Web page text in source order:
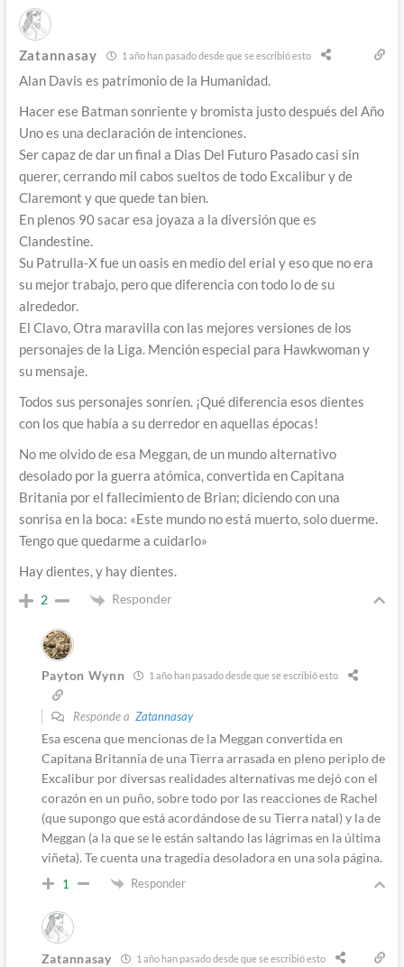
Zatannasay 1 año han pasado desde que se escribió esto
Alan Davis es patrimonio de la Humanidad.
Hacer ese Batman sonriente y bromista justo después del Año
Uno es una declaración de intenciones.
Ser capaz de dar un final a Dias Del Futuro Pasado casi sin
querer, cerrando mil cabos sueltos de todo Excalibur y de
Claremont y que quede tan bien.
En plenos 90 sacar esa joyaza a la diversión que es
Clandestine.
Su Patrulla-X fue un oasis en medio del erial y eso que no era
su mejor trabajo, pero que diferencia con todo lo de su
alrededor.
El Clavo, Otra maravilla con las mejores versiones de los
personajes de la Liga. Mención especial para Hawkwoman y
su mensaje.
Todos sus personajes sonríen. ¡Qué diferencia esos dientes
con los que había a su derredor en aquellas épocas!
No me olvido de esa Meggan, de un mundo alternativo
desolado por la guerra atómica, convertida en Capitana
Britania por el fallecimiento de Brian; diciendo con una
sonrisa en la boca: «Este mundo no está muerto, solo duerme.
Tengo que quedarme a cuidarlo»
Hay dientes, y hay dientes.
2 Responder
Payton Wynn 1 año han pasado desde que se escribió esto
Responde a Zatannasay
Esa escena que mencionas de la Meggan convertida en
Capitana Britannia de una Tierra arrasada en pleno periplo de
Excalibur por diversas realidades alternativas me dejó con el
corazón en un puño, sobre todo por las reacciones de Rachel
(que supongo que está acordándose de su Tierra natal) y la de
Meggan (a la que se le están saltando las lágrimas en la última
viñeta). Te cuenta una tragedia desoladora en una sola página.
1 Responder
Zatannasay 1 año han pasado desde que se escribió esto